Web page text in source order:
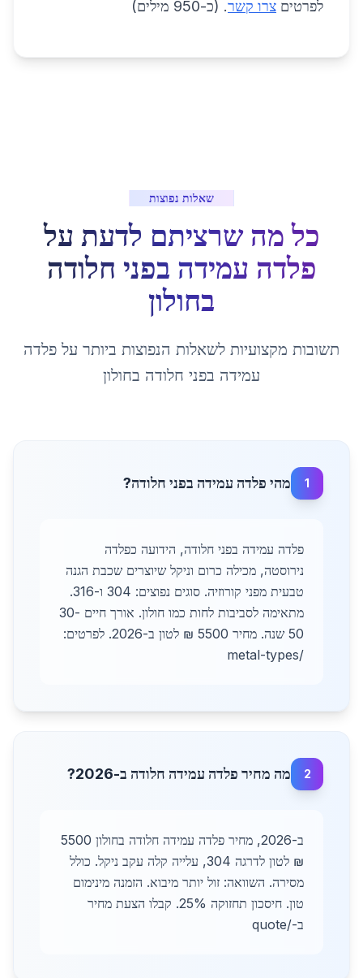
לפרטים צרו קשר. (כ-950 מילים)
שאלות נפוצות
כל מה שרציתם לדעת על
פלדה עמידה בפני חלודה
בחולון
תשובות מקצועיות לשאלות הנפוצות ביותר על פלדה
עמידה בפני חלודה בחולון
1 מהי פלדה עמידה בפני חלודה?
פלדה עמידה בפני חלודה, הידועה כפלדה
נירוסטה, מכילה כרום וניקל שיוצרים שכבת הגנה
טבעית מפני קורוזיה. סוגים נפוצים: 304 ו-316.
מתאימה לסביבות לחות כמו חולון. אורך חיים 30-
50 שנה. מחיר 5500 ₪ לטון ב-2026. לפרטים:
/metal-types
2 מה מחיר פלדה עמידה חלודה ב-2026?
ב-2026, מחיר פלדה עמידה חלודה בחולון 5500
₪ לטון לדרגה 304, עלייה קלה עקב ניקל. כולל
מסירה. השוואה: זול יותר מיבוא. הזמנה מינימום
טון. חיסכון תחזוקה 25%. קבלו הצעת מחיר
ב-/quote